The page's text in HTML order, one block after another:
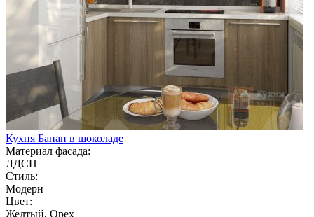
Кухня Банан в шоколаде
Материал фасада:
ЛДСП
Стиль:
Модерн
Цвет:
Желтый, Орех